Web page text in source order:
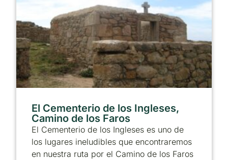
El Cementerio de los Ingleses,
Camino de los Faros
El Cementerio de los Ingleses es uno de
los lugares ineludibles que encontraremos
en nuestra ruta por el Camino de los Faros